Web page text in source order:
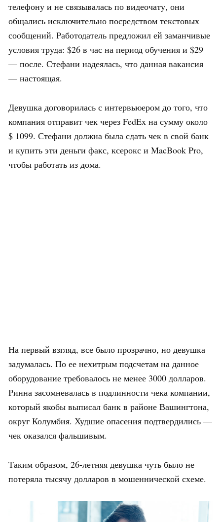
телефону и не связывалась по видеочату, они
общались исключительно посредством текстовых
сообщений. Работодатель предложил ей заманчивые
условия труда: $26 в час на период обучения и $29
— после. Стефани надеялась, что данная вакансия
— настоящая.
Девушка договорилась с интервьюером до того, что
компания отправит чек через FedEx на сумму около
$ 1099. Стефани должна была сдать чек в свой банк
и купить эти деньги факс, ксерокс и MacBook Pro,
чтобы работать из дома.
На первый взгляд, все было прозрачно, но девушка
задумалась. По ее нехитрым подсчетам на данное
оборудование требовалось не менее 3000 долларов.
Ринна засомневалась в подлинности чека компании,
который якобы выписал банк в районе Вашингтона,
округ Колумбия. Худшие опасения подтвердились —
чек оказался фальшивым.
Таким образом, 26-летняя девушка чуть было не
потеряла тысячу долларов в мошеннической схеме.